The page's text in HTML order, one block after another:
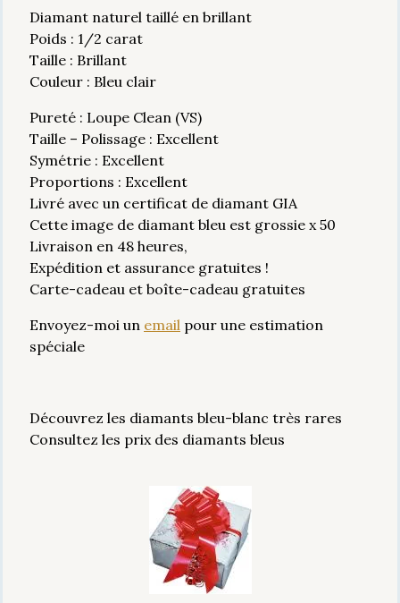
Diamant naturel taillé en brillant
Poids : 1/2 carat
Taille : Brillant
Couleur : Bleu clair
Pureté : Loupe Clean (VS)
Taille – Polissage : Excellent
Symétrie : Excellent
Proportions : Excellent
Livré avec un certificat de diamant GIA
Cette image de diamant bleu est grossie x 50
Livraison en 48 heures,
Expédition et assurance gratuites !
Carte-cadeau et boîte-cadeau gratuites
Envoyez-moi un email pour une estimation
spéciale
Découvrez les diamants bleu-blanc très rares
Consultez les prix des diamants bleus